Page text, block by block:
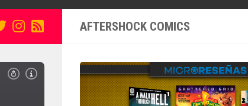
AFTERSHOCK COMICS